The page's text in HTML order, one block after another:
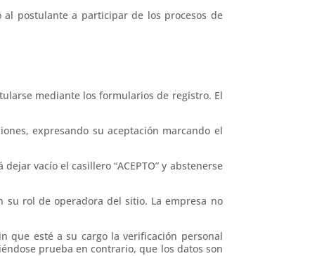
al postulante a participar de los procesos de
mediante los formularios de registro. El
expresando su aceptación marcando el
vacío el casillero “ACEPTO” y abstenerse
su rol de operadora del sitio. La empresa no
que esté a su cargo la verificación personal
prueba en contrario, que los datos son